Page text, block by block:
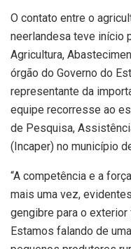
O contato entre o
neerlandesa teve início
Agricultura,
órgão do Governo do
representante da
equipe recorresse ao
de Pesquisa,
(Incaper) no município
“A competência e a
mais uma vez,
gengibre para o
Estamos falando de